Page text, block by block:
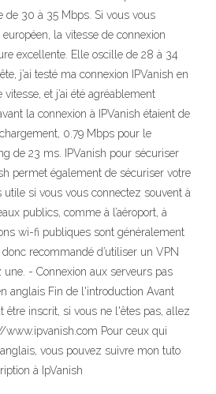
de 30 à 35 Mbps. Si vous vous
la vitesse de connexion
excellente. Elle oscille de 28 à 34
j’ai testé ma connexion IPVanish en
et j’ai été agréablement
la connexion à IPVanish étaient de
0.79 Mbps pour le
de 23 ms. IPVanish pour sécuriser
permet également de sécuriser votre
utile si vous vous connectez souvent à
publics, comme à l’aéroport, à
wi-fi publiques sont généralement
recommandé d’utiliser un VPN
une. - Connexion aux serveurs pas
anglais Fin de l'introduction Avant
être inscrit, si vous ne l'êtes pas, allez
Pour ceux qui
vous pouvez suivre mon tuto
à IpVanish